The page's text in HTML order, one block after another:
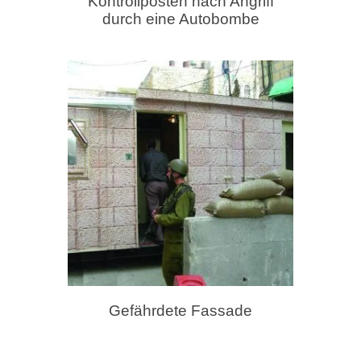
durch eine Autobombe
Gefährdete Fassade